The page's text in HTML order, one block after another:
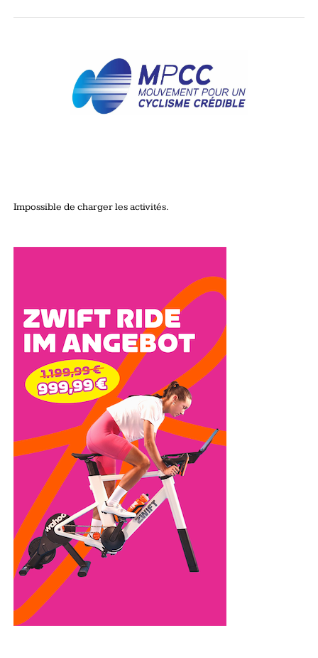
Impossible de charger les activités.